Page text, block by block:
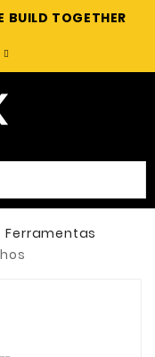
BUILD TOGETHER
Ferramentas